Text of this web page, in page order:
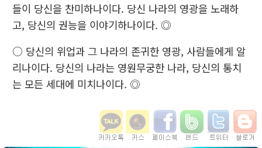
들이 당신을 찬미하나이다. 당신 나라의 영광을 노래하
고, 당신의 권능을 이야기하나이다. ◎
○ 당신의 위업과 그 나라의 존귀한 영광, 사람들에게 알
리나이다. 당신의 나라는 영원무궁한 나라, 당신의 통치
는 모든 세대에 미치나이다. ◎